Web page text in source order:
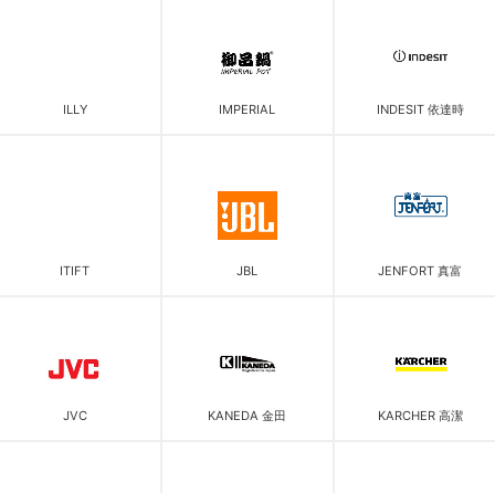
ILLY IMPERIAL INDESIT 依達時
ITIFT JBL JENFORT 真富
JVC KANEDA 金田 KARCHER 高潔